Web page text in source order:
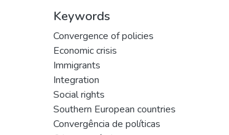
Keywords
Convergence of policies
Economic crisis
Immigrants
Integration
Social rights
Southern European countries
Convergência de políticas